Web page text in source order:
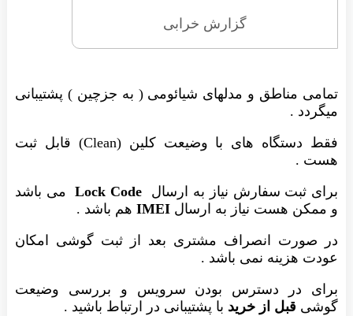
گزارش خرابی
تمامی مناطق و مدلهای شیائومی ( به جزچین ) پشتیبانی
میگردد .
فقط دستگاه های با وضیعت کلین (Clean) قابل ثبت
هست .
برای ثبت سفارش نیاز به ارسال Lock Codeمی باشد
و ممکن هست نیاز به ارسال IMEIهم باشد .
در صورت انصراف مشتری بعد از ثبت گوشی امکان
عودت هزینه نمی باشد .
برای در دسترس بودن سرویس و بررسی وضیعت
گوشی قبل از خرید با پشتیبانی در ارتباط باشید .